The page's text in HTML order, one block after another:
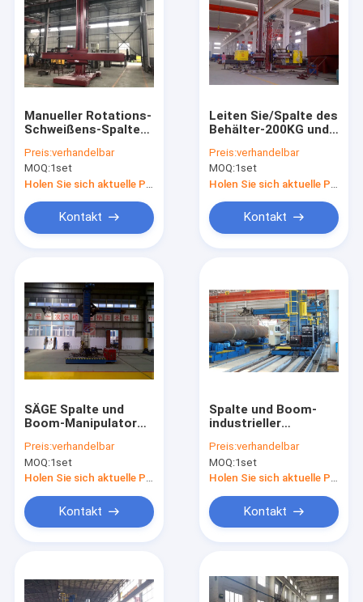
Produkte
Manueller Rotations-
Schweißens-Spalten-
Schweißgerät
120mm-1000mm der
Spalten-80kg
Preis:verhandelbar
MOQ:1set
Kontakt
Leiten Sie/Spalte des
Behälter-200KG und
Manipulator Lincoln
DC-1000 NA-3S
Preis:verhandelbar
MOQ:1set
Kontakt
SÄGE Spalte und
Boom-Manipulator
motorisierter
Querschieber
Preis:verhandelbar
MOQ:1set
Holen Sie sich aktuelle Preis
Kontakt
Spalte und Boom-
industrieller
schweißender
Manipulator des
Rohr-120KG
Preis:verhandelbar
MOQ:1set
Holen Sie sich aktuelle Preis
Kontakt